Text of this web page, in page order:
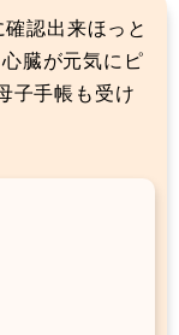
認出来ほっと
臓が元気にピ
子手帳も受け